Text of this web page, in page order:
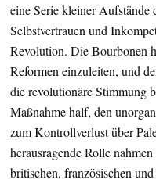
eine Serie kleiner Aufstände
Selbstvertrauen und
Revolution. Die Bourbonen
Reformen einzuleiten, und
die revolutionäre Stimmung
Maßnahme half, den
zum Kontrollverlust über
herausragende Rolle
britischen, französischen